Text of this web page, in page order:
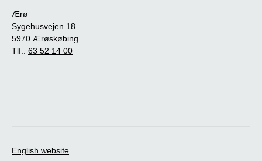
Ærø
Sygehusvejen 18
5970 Ærøskøbing
Tlf.: 63 52 14 00
English website